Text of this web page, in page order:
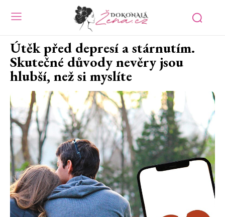
Útěk před depresí a stárnutím.
Skutečné důvody nevěry jsou
hlubší, než si myslíte